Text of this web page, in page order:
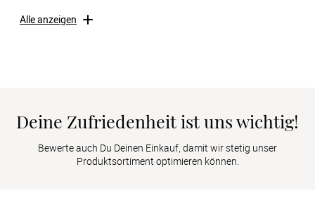
Alle anzeigen
Deine Zufriedenheit ist uns wichtig!
Bewerte auch Du Deinen Einkauf, damit wir stetig unser
Produktsortiment optimieren können.